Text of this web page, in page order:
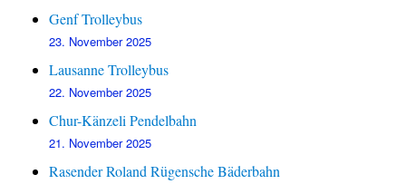
Genf Trolleybus
23. November 2025
Lausanne Trolleybus
22. November 2025
Chur-Känzeli Pendelbahn
21. November 2025
Rasender Roland Rügensche Bäderbahn